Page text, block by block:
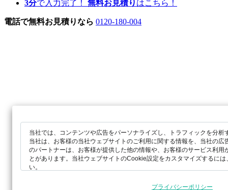
3分で入力完了！ 無料お見積り はこちら！
電話で無料お見積りなら 0120-180-004
当社では、コンテンツや広告をパーソナライズし、トラフィックを分
当社は、お客様の当社ウェブサイトのご利用に関する情報を、当社の
のパートナーは、お客様が提供した他の情報や、お客様のサービス利
とがあります。当社ウェブサイトのCookie設定をカスタマイズするに
い。
プライバシーポリシー